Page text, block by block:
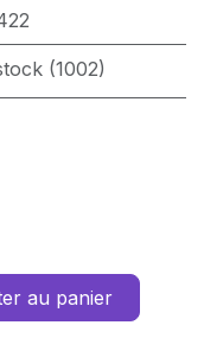
(1002)
au panier